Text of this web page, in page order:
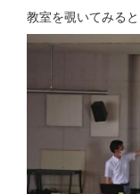
教室を覗いてみると